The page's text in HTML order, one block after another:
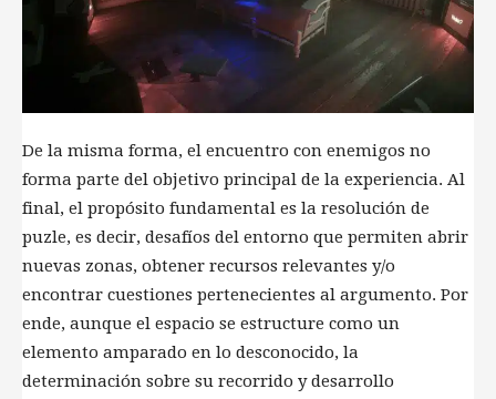
De la misma forma, el encuentro con enemigos no
forma parte del objetivo principal de la experiencia. Al
final, el propósito fundamental es la resolución de
puzle, es decir, desafíos del entorno que permiten abrir
nuevas zonas, obtener recursos relevantes y/o
encontrar cuestiones pertenecientes al argumento. Por
ende, aunque el espacio se estructure como un
elemento amparado en lo desconocido, la
determinación sobre su recorrido y desarrollo